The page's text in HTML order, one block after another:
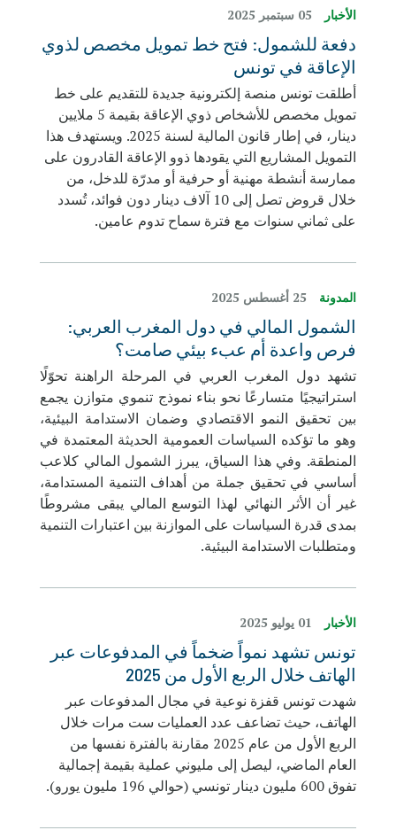
الأخبار 05 سبتمبر 2025
دفعة للشمول: فتح خط تمويل مخصص لذوي
الإعاقة في تونس
أطلقت تونس منصة إلكترونية جديدة للتقديم على خط
تمويل مخصص للأشخاص ذوي الإعاقة بقيمة 5 ملايين
دينار، في إطار قانون المالية لسنة 2025. ويستهدف هذا
التمويل المشاريع التي يقودها ذوو الإعاقة القادرون على
ممارسة أنشطة مهنية أو حرفية أو مدرّة للدخل، من
خلال قروض تصل إلى 10 آلاف دينار دون فوائد، تُسدد
على ثماني سنوات مع فترة سماح تدوم عامين.
المدونة 25 أغسطس 2025
الشمول المالي في دول المغرب العربي:
فرص واعدة أم عبء بيئي صامت؟
تشهد دول المغرب العربي في المرحلة الراهنة تحوّلًا
استراتيجيًا متسارعًا نحو بناء نموذج تنموي متوازن يجمع
بين تحقيق النمو الاقتصادي وضمان الاستدامة البيئية،
وهو ما تؤكده السياسات العمومية الحديثة المعتمدة في
المنطقة. وفي هذا السياق، يبرز الشمول المالي كلاعب
أساسي في تحقيق جملة من أهداف التنمية المستدامة،
غير أن الأثر النهائي لهذا التوسع المالي يبقى مشروطًا
بمدى قدرة السياسات على الموازنة بين اعتبارات التنمية
ومتطلبات الاستدامة البيئية.
الأخبار 01 يوليو 2025
تونس تشهد نمواً ضخماً في المدفوعات عبر
الهاتف خلال الربع الأول من 2025
شهدت تونس قفزة نوعية في مجال المدفوعات عبر
الهاتف، حيث تضاعف عدد العمليات ست مرات خلال
الربع الأول من عام 2025 مقارنة بالفترة نفسها من
العام الماضي، ليصل إلى مليوني عملية بقيمة إجمالية
تفوق 600 مليون دينار تونسي (حوالي 196 مليون يورو).